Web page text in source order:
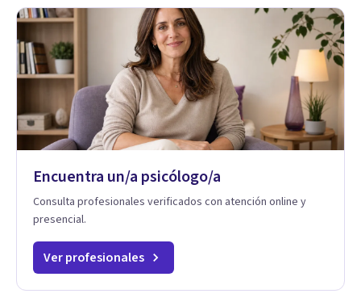
Encuentra un/a psicólogo/a
Consulta profesionales verificados con atención online y
presencial.
Ver profesionales